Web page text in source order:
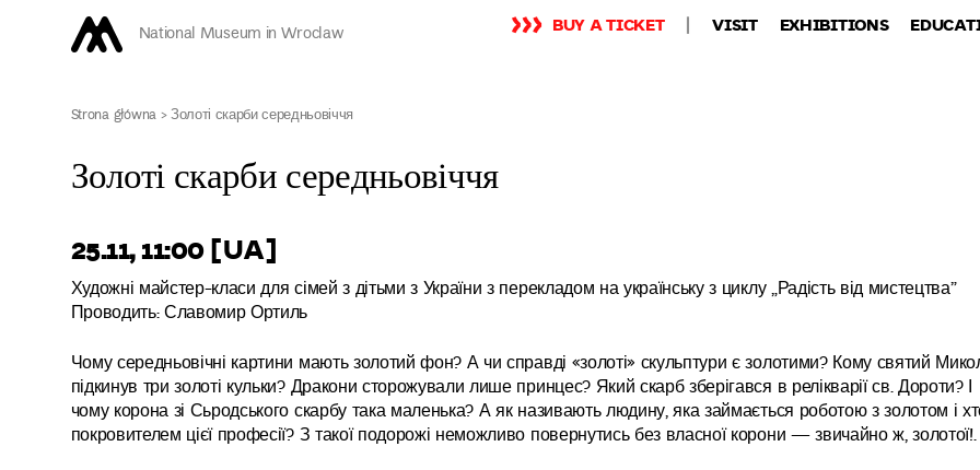
National Museum in Wroclaw BUY A TICKET VISIT EXHIBITIONS
Strona główna>Золоті скарби середньовіччя
Золоті скарби середньовіччя
25.11, 11:00 [UA]
Художні майстер-класи для сімей з дітьми з України з перекладом на українську з циклу „Радість від мистецтва”
Проводить: Славомир Ортиль
Чому середньовічні картини мають золотий фон? А чи справді «золоті» скульптури є золотими? Кому святий
підкинув три золоті кульки? Дракони сторожували лише принцес? Який скарб зберігався в релікварії св. Дороти? І
чому корона зі Сьродського скарбу така маленька? А як називають людину, яка займається роботою з золотом і
покровителем цієї професії? З такої подорожі неможливо повернутись без власної корони — звичайно ж, золотої!.